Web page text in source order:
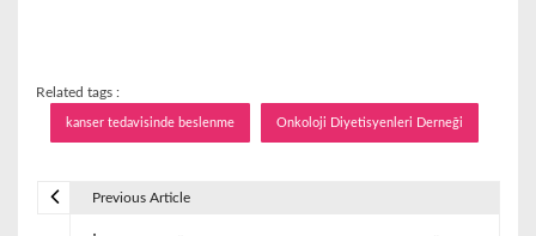
Related tags :
kanser tedavisinde beslenme Onkoloji Diyetisyenleri Derneği
Previous Article